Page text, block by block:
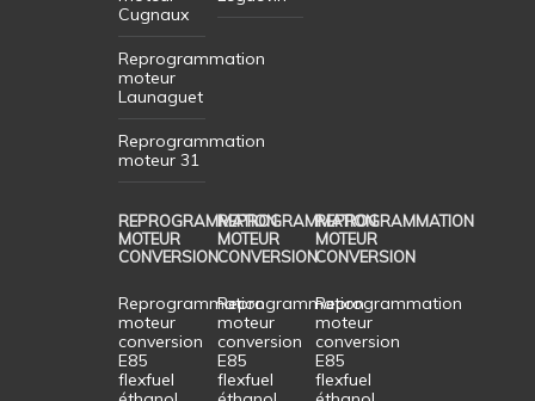
Cugnaux
Reprogrammation
moteur
Launaguet
Reprogrammation
moteur 31
REPROGRAMMATION
MOTEUR
CONVERSION
Reprogrammation
moteur
conversion
E85
flexfuel
REPROGRAMMATION
MOTEUR
CONVERSION
Reprogrammation
moteur
conversion
E85
flexfuel
REPROGRAMMATION
MOTEUR
CONVERSION
Reprogrammation
moteur
conversion
E85
flexfuel